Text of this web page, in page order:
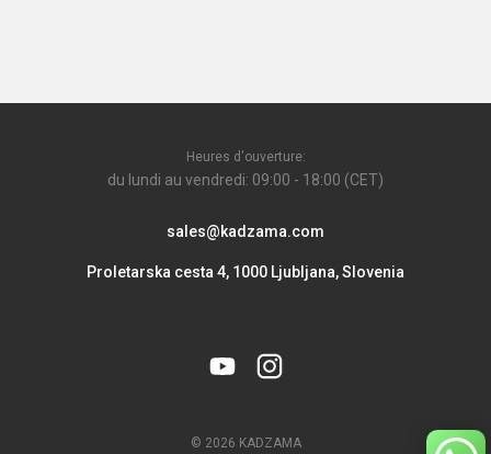
Heures d'ouverture:
du lundi au vendredi: 09:00 - 18:00 (CET)
sales@kadzama.com
Proletarska cesta 4, 1000 Ljubljana, Slovenia
© 2026 KADZAMA